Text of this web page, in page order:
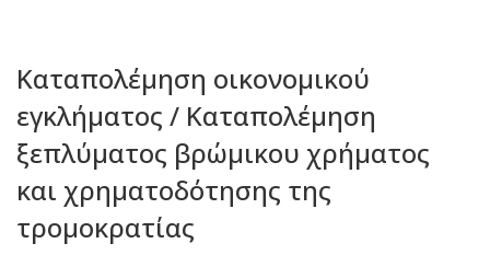
Καταπολέμηση οικονομικού
εγκλήματος / Καταπολέμηση
ξεπλύματος βρώμικου χρήματος
και χρηματοδότησης της
τρομοκρατίας